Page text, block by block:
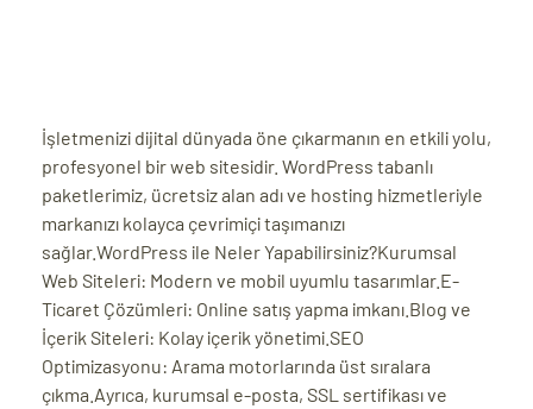
İşletmenizi dijital dünyada öne çıkarmanın en etkili yolu,
profesyonel bir web sitesidir. WordPress tabanlı
paketlerimiz, ücretsiz alan adı ve hosting hizmetleriyle
markanızı kolayca çevrimiçi taşımanızı
sağlar.WordPress ile Neler Yapabilirsiniz?Kurumsal
Web Siteleri: Modern ve mobil uyumlu tasarımlar.E-
Ticaret Çözümleri: Online satış yapma imkanı.Blog ve
İçerik Siteleri: Kolay içerik yönetimi.SEO
Optimizasyonu: Arama motorlarında üst sıralara
çıkma.Ayrıca, kurumsal e-posta, SSL sertifikası ve